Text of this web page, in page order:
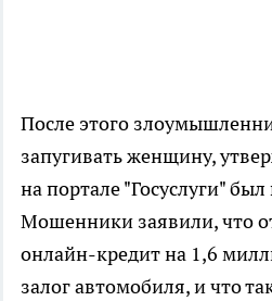
После этого
запугивать женщину,
на портале "Госуслуги"
Мошенники заявили, что
онлайн-кредит на 1,6
залог автомобиля, и что